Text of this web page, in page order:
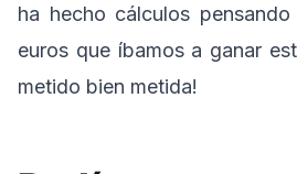
ha hecho cálculos
euros que íbamos a ganar
metido bien metida!